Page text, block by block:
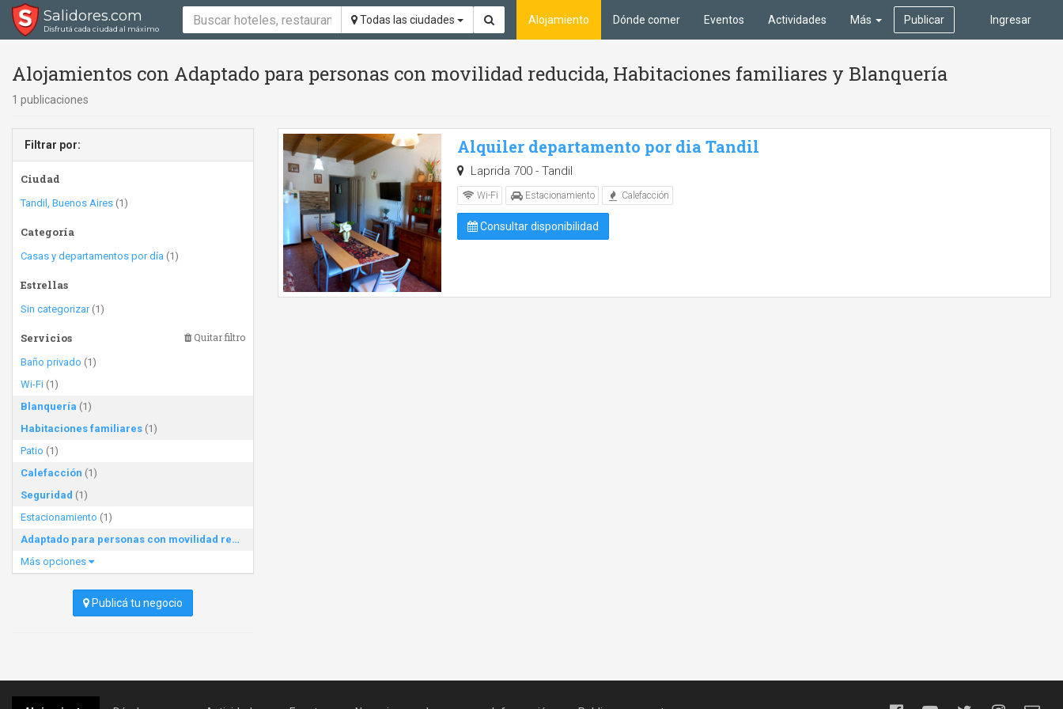
Salidores.com
Disfrutá cada ciudad al máximo
Todas las ciudades Ingresar
Alojamiento Dónde comer Eventos Actividades Más Publicar
Alojamientos con Adaptado para personas con movilidad reducida, Habitaciones familiares y Blanquería
1 publicaciones
Filtrar por:
Ciudad
Tandil, Buenos Aires (1)
Categoría
Casas y departamentos por día (1)
Estrellas
Sin categorizar(1)
Servicios Quitar filtro
Baño privado (1)
Wi-Fi (1)
Blanquería (1)
Habitaciones familiares (1)
Patio (1)
Calefacción (1)
Seguridad (1)
Estacionamiento (1)
Adaptado para personas con movilidad reducida
Más opciones
Publicá tu negocio
Alquiler departamento por dia Tandil
Laprida 700 - Tandil
Wi-Fi Estacionamiento Calefacción
Consultar disponibilidad